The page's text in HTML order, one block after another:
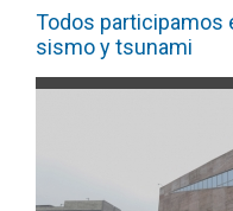
Todos participamos
sismo y tsunami